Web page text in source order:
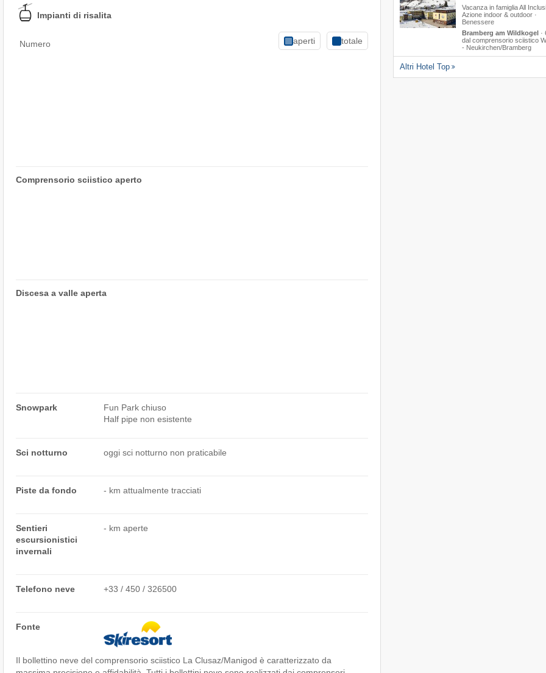
Impianti di risalita
Numero aperti totale
Comprensorio sciistico aperto
Discesa a valle aperta
Snowpark
Fun Park chiuso
Half pipe non esistente
Sci notturno oggi sci notturno non praticabile
Piste da fondo - km attualmente tracciati
Sentieri
escursionistici
invernali
- km aperte
Telefono neve +33 / 450 / 326500
Fonte
Il bollettino neve del comprensorio sciistico La Clusaz/​Manigod è caratterizzato da
Vacanza in famiglia All
Azione indoor & outdoor ·
Benessere
Bramberg am Wildkogel·
dal comprensorio sciistico
- Neukirchen/​Bramberg
Altri Hotel Top